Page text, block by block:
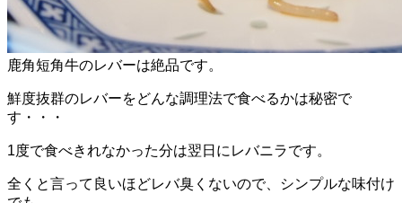
鹿角短角牛のレバーは絶品です。
鮮度抜群のレバーをどんな調理法で食べるかは秘密で
す・・・
1度で食べきれなかった分は翌日にレバニラです。
全くと言って良いほどレバ臭くないので、シンプルな味付け